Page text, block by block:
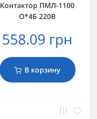
Контактор ПМЛ-1100
О*4Б 220В
558.09 грн
В корзину